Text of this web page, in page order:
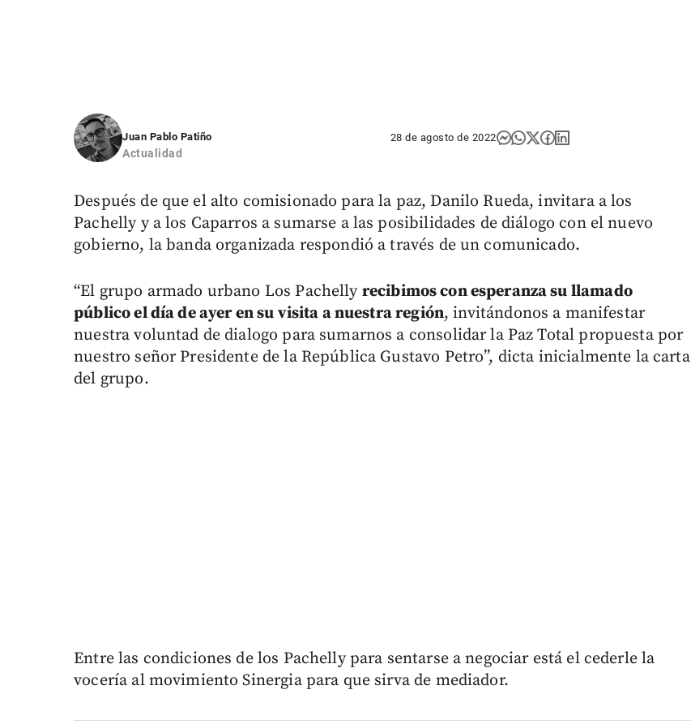
Juan Pablo Patiño
Actualidad
28 de agosto de 2022
Después de que el alto comisionado para la paz, Danilo Rueda, invitara a los
Pachelly y a los Caparros a sumarse a las posibilidades de diálogo con el nuevo
gobierno, la banda organizada respondió a través de un comunicado.
“El grupo armado urbano Los Pachelly recibimos con esperanza su llamado
público el día de ayer en su visita a nuestra región, invitándonos a manifestar
nuestra voluntad de dialogo para sumarnos a consolidar la Paz Total propuesta por
nuestro señor Presidente de la República Gustavo Petro”, dicta inicialmente la carta
del grupo.
Entre las condiciones de los Pachelly para sentarse a negociar está el cederle la
vocería al movimiento Sinergia para que sirva de mediador.